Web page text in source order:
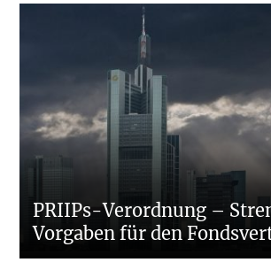
PRIIPs-Verordnung –
Vorgaben für den